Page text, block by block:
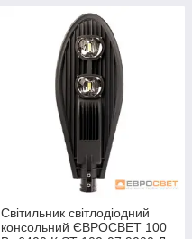
Світильник світлодіодний
консольний ЄВРОСВЕТ 100